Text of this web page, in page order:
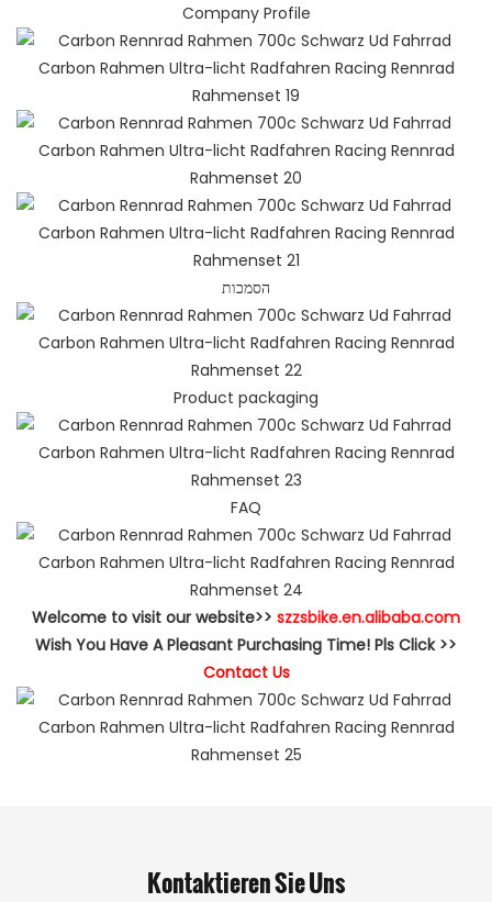
Company Profile
הסמכות
Product packaging
FAQ
Welcome to visit our website>> szzsbike.en.alibaba.com
Wish You Have A Pleasant Purchasing Time! Pls Click >>
Contact Us
Kontaktieren Sie Uns